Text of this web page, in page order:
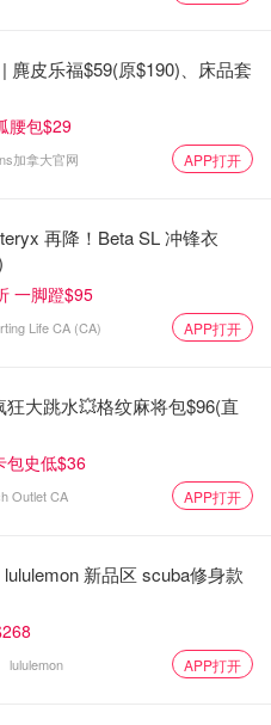
大，木材、半导体、制药这
济和安全关系，强化跟可靠
Charles在参议院念的施政演
，要个有能力、独立的国
又转型，统一又有力，成功
政府开支增长从“不可持续”
利项目可持续。他还说会
的一法案，重启上届议会提
禽奶农业。
Poilievre没连任，得参加还
演讲。他的副手Melissa
周二提交的2025-2026年
正式预算），比前总理Justin
是人口和通胀加起来三倍。
麂皮乐福$59(原$190)、床品套
腰包$29
加拿大官网 APP打开
再降！Beta SL 冲锋衣
一脚蹬$95
Life CA (CA) APP打开
狂大跳水💥格纹麻将包$96(直
包史低$36
Outlet CA APP打开
新品区 scuba修身款
lululemon APP打开